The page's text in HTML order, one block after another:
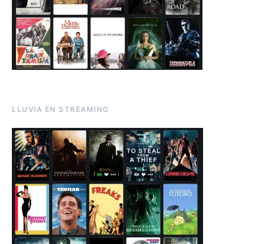
LLUVIA EN STREAMING